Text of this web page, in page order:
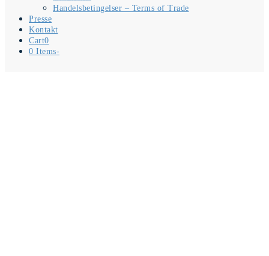
Handelsbetingelser – Terms of Trade
Presse
Kontakt
Cart0
0 Items-